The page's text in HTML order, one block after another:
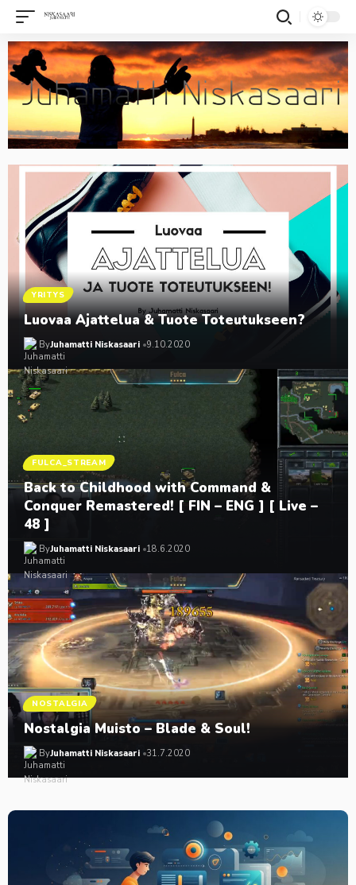
YRITYS
Luovaa Ajattelua & Tuote Toteutukseen?
ByJuhamatti Niskasaari 9.10.2020
FULCA_STREAM
Back to Childhood with Command &
Conquer Remastered! [ FIN – ENG ] [ Live –
48 ]
ByJuhamatti Niskasaari 18.6.2020
NOSTALGIA
Nostalgia Muisto – Blade & Soul!
ByJuhamatti Niskasaari 31.7.2020